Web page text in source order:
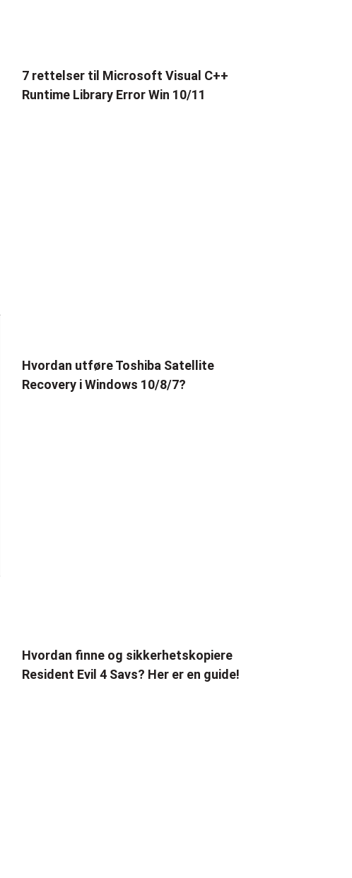
7 rettelser til Microsoft Visual C++
Runtime Library Error Win 10/11
Hvordan utføre Toshiba Satellite
Recovery i Windows 10/8/7?
Hvordan finne og sikkerhetskopiere
Resident Evil 4 Savs? Her er en guide!